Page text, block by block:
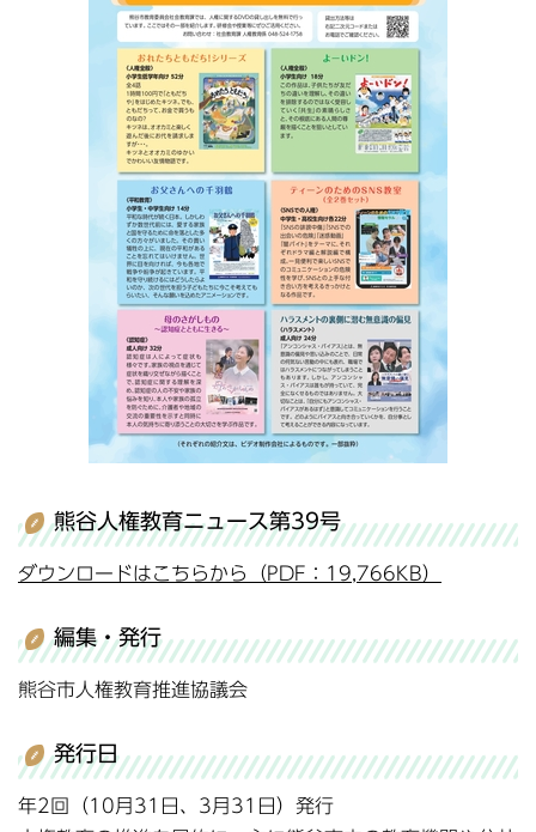
熊谷人権教育ニュース第39号
ダウンロードはこちらから（PDF：19,766KB）
編集・発行
熊谷市人権教育推進協議会
発行日
年2回（10月31日、3月31日）発行